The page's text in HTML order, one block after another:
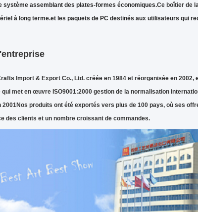
système assemblant des plates-formes économiques.Ce boîtier de
à long terme.et les paquets de PC destinés aux utilisateurs qui
Import & Export Co., Ltd. créée en 1984 et réorganisée en
qui met en œuvre ISO9001:2000 gestion de la normalisation
2001Nos produits ont été exportés vers plus de 100 pays, où ses
des clients et un nombre croissant de commandes.